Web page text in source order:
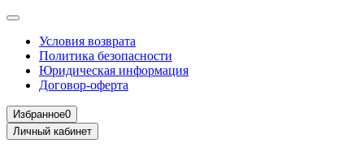
Условия возврата
Политика безопасности
Юридическая информация
Договор-оферта
Избранное0
Личный кабинет